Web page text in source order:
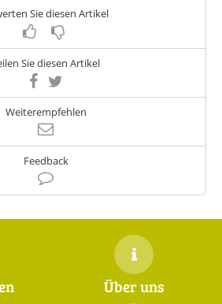
Sie diesen Artikel
Sie diesen Artikel
Weiterempfehlen
Feedback
Über uns